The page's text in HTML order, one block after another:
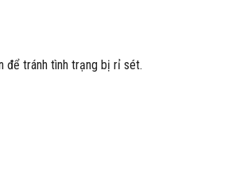
để tránh tình trạng bị rỉ sét.